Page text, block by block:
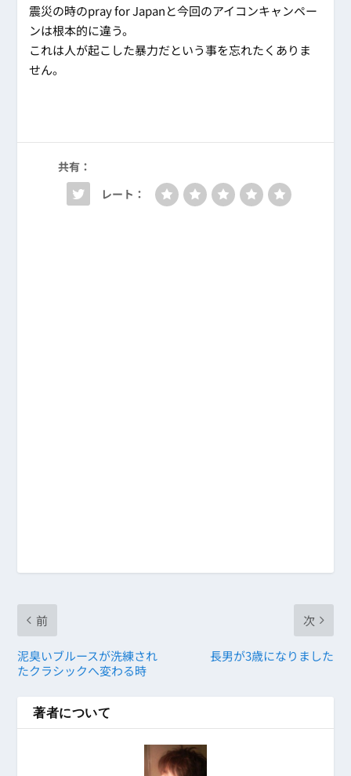
震災の時のpray for Japanと今回のアイコンキャンペー
ンは根本的に違う。
これは人が起こした暴力だという事を忘れたくありま
せん。
共有：
レート：
前
泥臭いブルースが洗練され
たクラシックへ変わる時
次
長男が3歳になりました
著者について